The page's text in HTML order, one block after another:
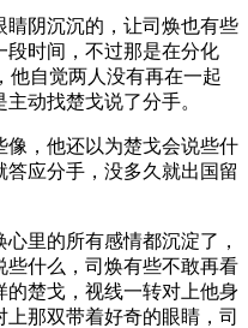
沉沉的，让司焕也有些
段时间，不过那是在分化
他自觉两人没有再在一起
动找楚戈说了分手。
他还以为楚戈会说些什
应分手，没多久就出国留
的所有感情都沉淀了，
什么，司焕有些不敢再看
楚戈，视线一转对上他身
那双带着好奇的眼睛，司